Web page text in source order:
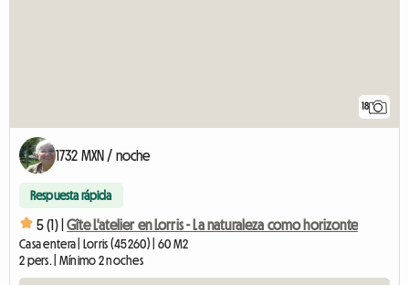
18
1732 MXN / noche
Respuesta rápida
5 (1) | Gîte L'atelier en Lorris - La naturaleza como horizonte
Casa entera | Lorris (45260) | 60 M2
2 pers. | Mínimo 2 noches